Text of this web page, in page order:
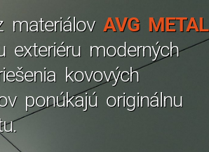
materiálov AVG METAL
moderných
kovových
ponúkajú originálnu